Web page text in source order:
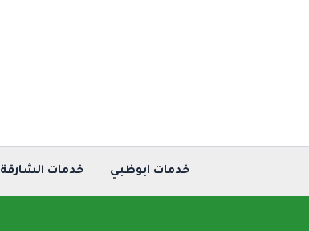
خدمات ابوظبي خدمات الشارقة